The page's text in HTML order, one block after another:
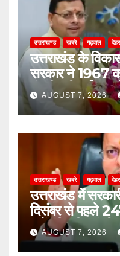
उत्तराखण्ड खबरे गढ़वाल
उत्तराखंड के
सरकार ने 1967
मंजूरी, जीआईएस
और बाढ़ पर लगेगी
AUGUST 7, 2026
उत्तराखण्ड खबरे गढ़वाल
उत्तराखंड में
दिसंबर से पहले
पदों की परीक्षाएं भी
AUGUST 7, 2026